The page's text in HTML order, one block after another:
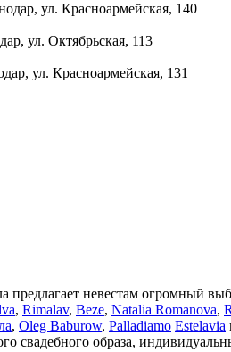
ул. Красноармейская, 140
ул. Октябрьская, 113
ул. Красноармейская, 131
предлагает невестам огромный
, Rimalav, Beze, Natalia Romanova,
, Oleg Baburow, Palladiamo Estelavia
свадебного образа,